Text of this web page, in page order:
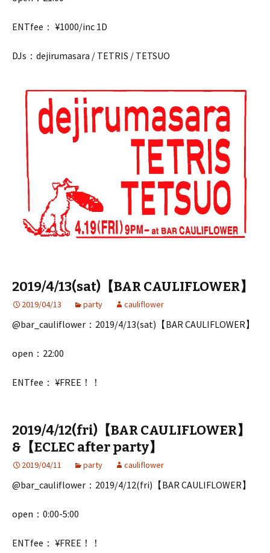
ENTfee： ¥1000/inc 1D
DJs：dejirumasara / TETRIS / TETSUO
2019/4/13(sat)【BAR CAULIFLOWER】
2019/04/13 party cauliflower
@bar_cauliflower：2019/4/13(sat)【BAR CAULIFLOWER】
open：22:00
ENTfee： ¥FREE！！
2019/4/12(fri)【BAR CAULIFLOWER】
&【ECLEC after party】
2019/04/11 party cauliflower
@bar_cauliflower：2019/4/12(fri)【BAR CAULIFLOWER】
open：0:00-5:00
ENTfee： ¥FREE！！